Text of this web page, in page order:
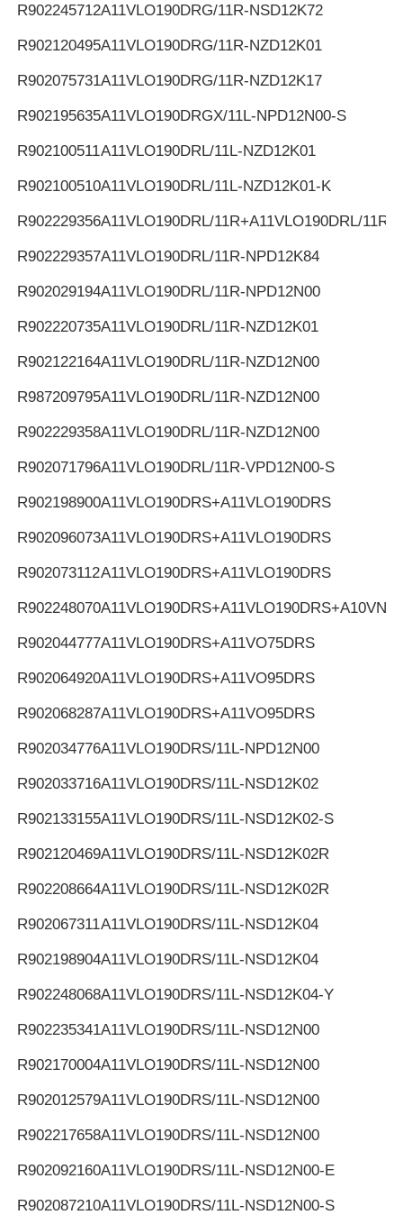
R902245712A11VLO190DRG/11R-NSD12K72
R902120495A11VLO190DRG/11R-NZD12K01
R902075731A11VLO190DRG/11R-NZD12K17
R902195635A11VLO190DRGX/11L-NPD12N00-S
R902100511A11VLO190DRL/11L-NZD12K01
R902100510A11VLO190DRL/11L-NZD12K01-K
R902229356A11VLO190DRL/11R+A11VLO190DRL/11R
R902229357A11VLO190DRL/11R-NPD12K84
R902029194A11VLO190DRL/11R-NPD12N00
R902220735A11VLO190DRL/11R-NZD12K01
R902122164A11VLO190DRL/11R-NZD12N00
R987209795A11VLO190DRL/11R-NZD12N00
R902229358A11VLO190DRL/11R-NZD12N00
R902071796A11VLO190DRL/11R-VPD12N00-S
R902198900A11VLO190DRS+A11VLO190DRS
R902096073A11VLO190DRS+A11VLO190DRS
R902073112A11VLO190DRS+A11VLO190DRS
R902248070
R902044777A11VLO190DRS+A11VO75DRS
R902064920A11VLO190DRS+A11VO95DRS
R902068287A11VLO190DRS+A11VO95DRS
R902034776A11VLO190DRS/11L-NPD12N00
R902033716A11VLO190DRS/11L-NSD12K02
R902133155A11VLO190DRS/11L-NSD12K02-S
R902120469A11VLO190DRS/11L-NSD12K02R
R902208664A11VLO190DRS/11L-NSD12K02R
R902067311A11VLO190DRS/11L-NSD12K04
R902198904A11VLO190DRS/11L-NSD12K04
R902248068A11VLO190DRS/11L-NSD12K04-Y
R902235341A11VLO190DRS/11L-NSD12N00
R902170004A11VLO190DRS/11L-NSD12N00
R902012579A11VLO190DRS/11L-NSD12N00
R902217658A11VLO190DRS/11L-NSD12N00
R902092160A11VLO190DRS/11L-NSD12N00-E
R902087210A11VLO190DRS/11L-NSD12N00-S